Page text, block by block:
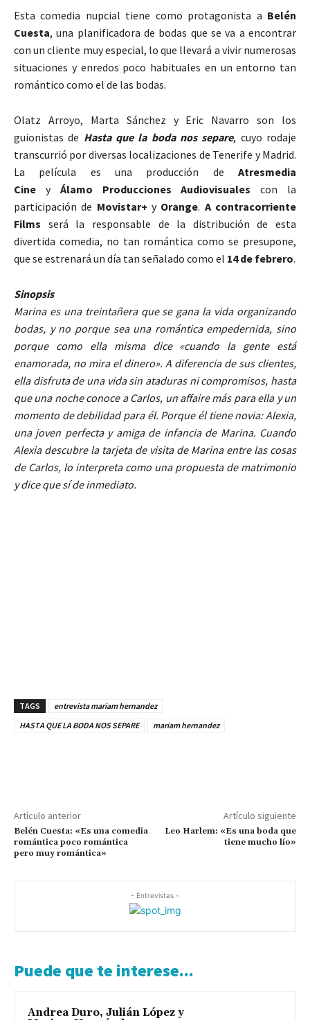
Esta comedia nupcial tiene como protagonista a Belén
Cuesta, una planificadora de bodas que se va a encontrar
con un cliente muy especial, lo que llevará a vivir numerosas
situaciones y enredos poco habituales en un entorno tan
romántico como el de las bodas.
Olatz Arroyo, Marta Sánchez y Eric Navarro son los
guionistas de Hasta que la boda nos separe, cuyo rodaje
transcurrió por diversas localizaciones de Tenerife y Madrid.
La película es una producción de Atresmedia
Cine y Álamo Producciones Audiovisuales con la
participación de Movistar+ y Orange. A contracorriente
Films será la responsable de la distribución de esta
divertida comedia, no tan romántica como se presupone,
que se estrenará un día tan señalado como el 14 de febrero.
Sinopsis
Marina es una treintañera que se gana la vida organizando
bodas, y no porque sea una romántica empedernida, sino
porque como ella misma dice «cuando la gente está
enamorada, no mira el dinero». A diferencia de sus clientes,
ella disfruta de una vida sin ataduras ni compromisos, hasta
que una noche conoce a Carlos, un affaire más para ella y un
momento de debilidad para él. Porque él tiene novia: Alexia,
una joven perfecta y amiga de infancia de Marina. Cuando
Alexia descubre la tarjeta de visita de Marina entre las cosas
de Carlos, lo interpreta como una propuesta de matrimonio
y dice que sí de inmediato.
TAGS
entrevista mariam hernandez
HASTA QUE LA BODA NOS SEPARE
mariam hernandez
Artículo anterior
Belén Cuesta: «Es una comedia
romántica poco romántica
pero muy romántica»
Artículo siguiente
Leo Harlem: «Es una boda que
tiene mucho lío»
- Entrevistas -
Puede que te interese...
Andrea Duro, Julián López y